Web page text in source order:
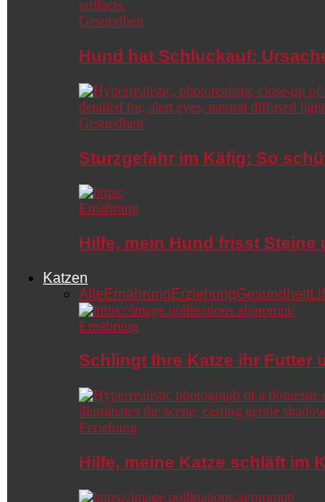
Gesundheit
Hund hat Schluckauf:
Gesundheit
Sturzgefahr im Käfig: So
Ernährung
Hilfe, mein Hund frisst
Katzen
Alle Ernährung ErziehungGesundheit
Ernährung
Schlingt Ihre Katze ihr Futter
Erziehung
Hilfe, meine Katze schläft im